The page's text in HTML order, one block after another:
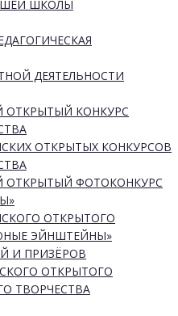
ШКОЛЫ
ДЕЯТЕЛЬНОСТИ
ОТКРЫТЫЙ КОНКУРС
ОТКРЫТЫХ КОНКУРСОВ
ОТКРЫТЫЙ ФОТОКОНКУРС
ОТКРЫТОГО
ЭЙНШТЕЙНЫ»
И ПРИЗЁРОВ
ОТКРЫТОГО
ТВОРЧЕСТВА